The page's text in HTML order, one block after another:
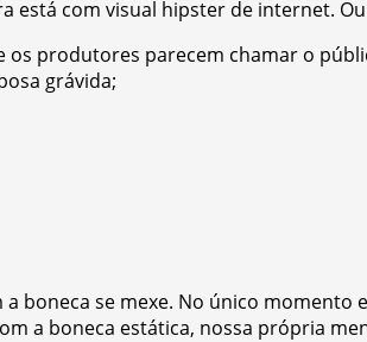
está com visual hipster de internet.
os produtores parecem chamar o
grávida;
boneca se mexe. No único momento
a boneca estática, nossa própria